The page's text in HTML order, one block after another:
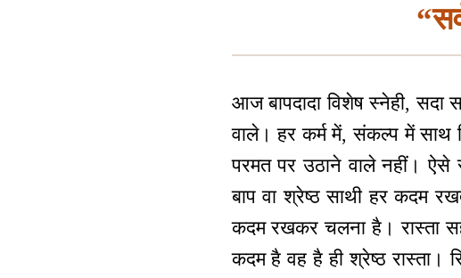
आज बापदादा विशेष स्नेही, सदा
वाले। हर कर्म में, संकल्प में
परमत पर उठाने वाले नहीं। ऐसे
बाप वा श्रेष्ठ साथी हर कदम
कदम रखकर चलना है। रास्ता
कदम है वह है ही श्रेष्ठ